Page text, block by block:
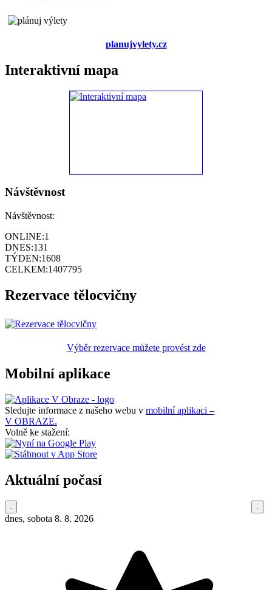
planujvylety.cz
Interaktivní mapa
Návštěvnost
Návštěvnost:
ONLINE:1
DNES:131
TÝDEN:1608
CELKEM:1407795
Rezervace tělocvičny
Výběr rezervace můžete provést zde
Mobilní aplikace
Sledujte informace z našeho webu v mobilní aplikaci –
V OBRAZE.
Volně ke stažení:
Aktuální počasí
dnes, sobota 8. 8. 2026